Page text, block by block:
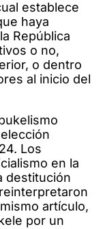
establece
haya
República
o no,
o dentro
al inicio del
Los
en la
destitución
artículo,
por un